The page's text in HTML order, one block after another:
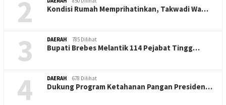
2 Kondisi Rumah Memprihatinkan, Takwadi Wa…
3 DAERAH 785 Dilihat
Bupati Brebes Melantik 114 Pejabat Tingg…
4 DAERAH 678 Dilihat
Dukung Program Ketahanan Pangan Presiden…